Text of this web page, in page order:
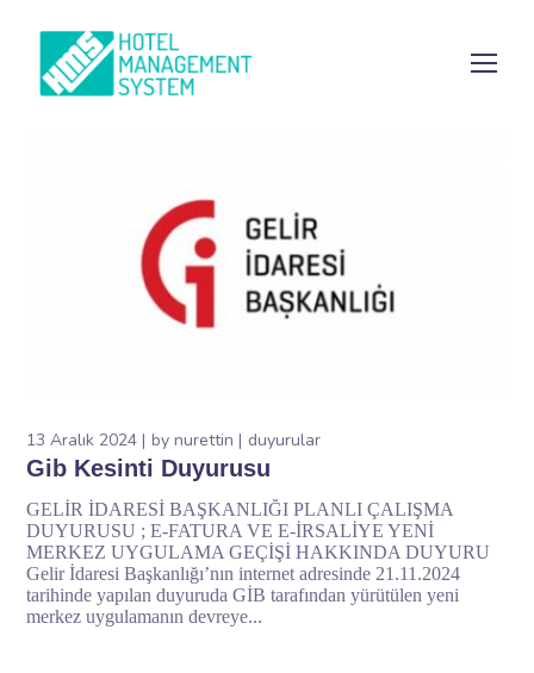
13 Aralık 2024 bynurettin duyurular
Gib Kesinti Duyurusu
GELİR İDARESİ BAŞKANLIĞI PLANLI ÇALIŞMA
DUYURUSU ; E-FATURA VE E-İRSALİYE YENİ
MERKEZ UYGULAMA GEÇİŞİ HAKKINDA DUYURU
Gelir İdaresi Başkanlığı’nın internet adresinde 21.11.2024
tarihinde yapılan duyuruda GİB tarafından yürütülen yeni
merkez uygulamanın devreye...